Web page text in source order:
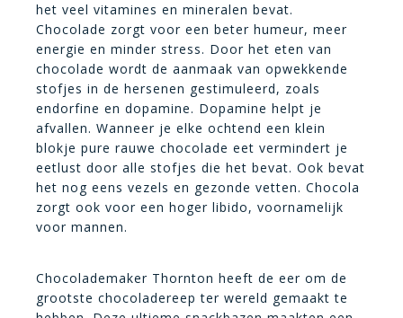
het veel vitamines en mineralen bevat.
Chocolade zorgt voor een beter humeur, meer
energie en minder stress. Door het eten van
chocolade wordt de aanmaak van opwekkende
stofjes in de hersenen gestimuleerd, zoals
endorfine en dopamine. Dopamine helpt je
afvallen. Wanneer je elke ochtend een klein
blokje pure rauwe chocolade eet vermindert je
eetlust door alle stofjes die het bevat. Ook bevat
het nog eens vezels en gezonde vetten. Chocola
zorgt ook voor een hoger libido, voornamelijk
voor mannen.
Chocolademaker Thornton heeft de eer om de
grootste chocoladereep ter wereld gemaakt te